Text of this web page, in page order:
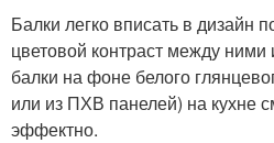
Балки легко вписать в дизайн
цветовой контраст между
балки на фоне белого
или из ПХВ панелей) на кухне
эффектно.